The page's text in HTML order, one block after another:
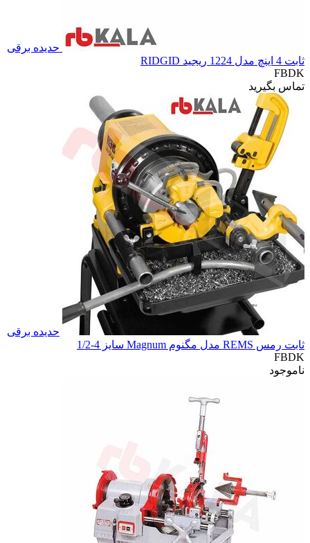
حدیده برقی
ثابت 4 اینچ مدل 1224 ریجید RIDGID
FBDK
تماس بگیرید
حدیده برقی
ثابت رمس REMS مدل مگنوم Magnum سایز 4-1/2
FBDK
ناموجود